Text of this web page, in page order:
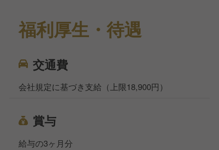
福利厚生・待遇
交通費
会社規定に基づき支給（上限18,900円）
賞与
給与の3ヶ月分